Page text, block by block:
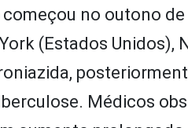
no outono de
(Estados Unidos),
Médicos